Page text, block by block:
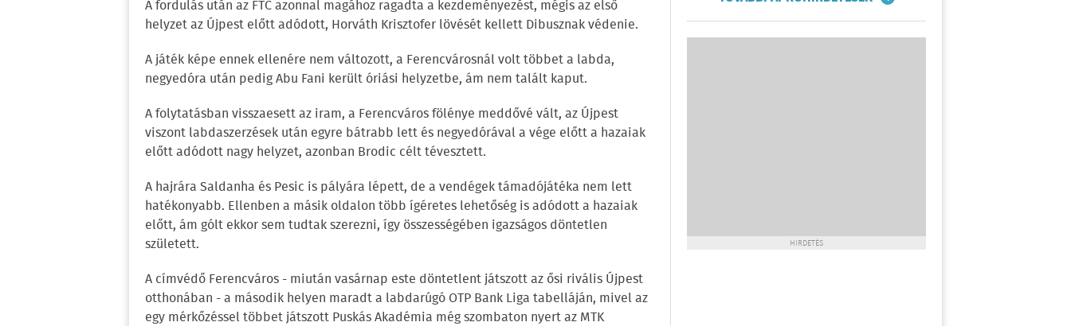
A fordulás után az FTC azonnal magához ragadta a kezdeményezést, mégis az első
helyzet az Újpest előtt adódott, Horváth Krisztofer lövését kellett Dibusznak védenie.
A játék képe ennek ellenére nem változott, a Ferencvárosnál volt többet a labda,
negyedóra után pedig Abu Fani került óriási helyzetbe, ám nem talált kaput.
A folytatásban visszaesett az iram, a Ferencváros fölénye meddővé vált, az Újpest
viszont labdaszerzések után egyre bátrabb lett és negyedórával a vége előtt a hazaiak
előtt adódott nagy helyzet, azonban Brodic célt tévesztett.
A hajrára Saldanha és Pesic is pályára lépett, de a vendégek támadójátéka nem lett
hatékonyabb. Ellenben a másik oldalon több ígéretes lehetőség is adódott a hazaiak
előtt, ám gólt ekkor sem tudtak szerezni, így összességében igazságos döntetlen
született.
A címvédő Ferencváros - miután vasárnap este döntetlent játszott az ősi rivális Újpest
otthonában - a második helyen maradt a labdarúgó OTP Bank Liga tabelláján, mivel az
egy mérkőzéssel többet játszott Puskás Akadémia még szombaton nyert az MTK
HIRDETÉS